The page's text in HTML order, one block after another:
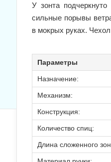
У зонта
сильные порывы
в мокрых руках.
Параметры
Назначение:
Механизм:
Конструкция:
Количество спиц:
Длина сложенного